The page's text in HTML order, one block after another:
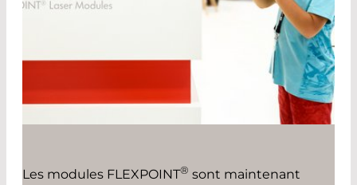
Les modules FLEXPOINT® sont maintenant